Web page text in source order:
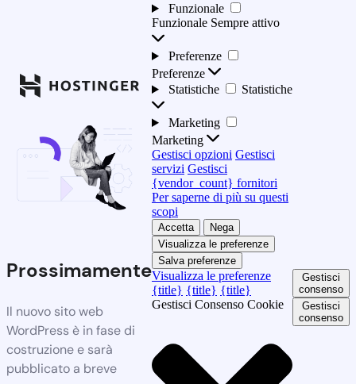
Prossimamente
Il nuovo sito web
WordPress è in fase di
costruzione e sarà
pubblicato a breve
Funzionale
Funzionale Sempre attivo
Preferenze
Preferenze
Statistiche
Statistiche
Marketing
Marketing
Gestisci opzioni Gestisci
servizi Gestisci
{vendor_count} fornitori
Per saperne di più su questi
scopi
Accetta
Nega
Visualizza le preferenze
Salva preferenze
Visualizza le preferenze
{title} {title} {title}
Gestisci Consenso Cookie
Gestisci
consenso
Gestisci
consenso